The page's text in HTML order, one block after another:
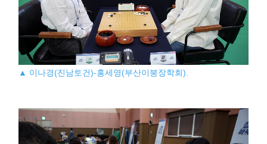
▲ 이나경(진남토건)-홍세영(부산이붕장학회).